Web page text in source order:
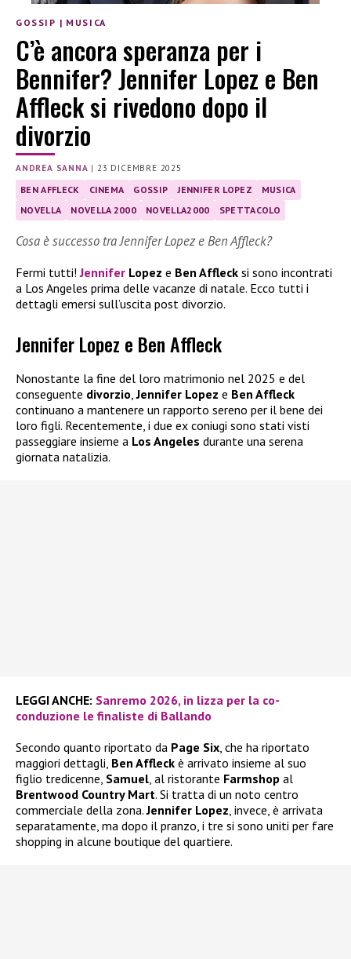
GOSSIP | MUSICA
C’è ancora speranza per i
Bennifer? Jennifer Lopez e Ben
Affleck si rivedono dopo il
divorzio
ANDREA SANNA | 23 DICEMBRE 2025
BEN AFFLECK CINEMA GOSSIP JENNIFER LOPEZ
MUSICA
NOVELLA
NOVELLA 2000 NOVELLA2000 SPETTACOLO
Cosa è successo tra Jennifer Lopez e Ben Affleck?
Fermi tutti!Jennifer Lopez e Ben Affleck si sono incontrati
a Los Angeles prima delle vacanze di natale. Ecco tutti i
dettagli emersi sull’uscita post divorzio.
Jennifer Lopez e Ben Affleck
Nonostante la fine del loro matrimonio nel 2025 e del
conseguente divorzio ,Jennifer Lopez e Ben Affleck
continuano a mantenere un rapporto sereno per il bene dei
loro figli. Recentemente, i due ex coniugi sono stati visti
passeggiare insieme a Los Angeles durante una serena
giornata natalizia.
LEGGI ANCHE: Sanremo 2026, in lizza per la co-
conduzione le finaliste di Ballando
Secondo quanto riportato da Page Six , che ha riportato
maggiori dettagli, Ben Affleck è arrivato insieme al suo
figlio tredicenne, Samuel , al ristorante Farmshop al
Brentwood Country Mart. Si tratta di un noto centro
commerciale della zona.Jennifer Lopez , invece, è arrivata
separatamente, ma dopo il pranzo, i tre si sono uniti per fare
shopping in alcune boutique del quartiere.